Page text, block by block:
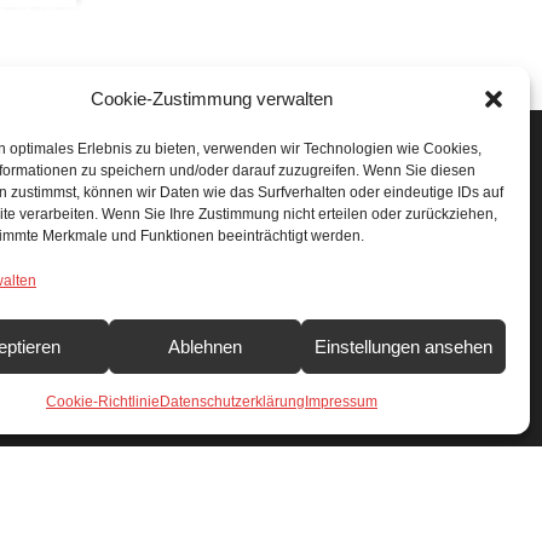
Cookie-Zustimmung verwalten
optimales Erlebnis zu bieten, verwenden wir Technologien wie Cookies,
zu speichern und/oder darauf zuzugreifen. Wenn Sie diesen
zustimmst, können wir Daten wie das Surfverhalten oder eindeutige IDs auf
verarbeiten. Wenn Sie Ihre Zustimmung nicht erteilen oder zurückziehen,
Merkmale und Funktionen beeinträchtigt werden.
Ablehnen Einstellungen ansehen
Cookie-Richtlinie Datenschutzerklärung Impressum
& FINDEN
Search Button